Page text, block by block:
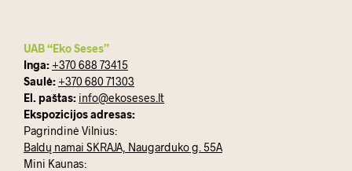
UAB “Eko Seses”
Inga: +370 688 73415
Saulė: +370 680 71303
El. paštas: info@ekoseses.lt
Ekspozicijos adresas:
Pagrindinė Vilnius:
Baldų namai SKRAJA, Naugarduko g. 55A
Mini Kaunas: